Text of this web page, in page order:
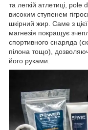
та легкій атлетиці, pole
високим ступенем
шкірний жир. Саме з
магнезія покращує
спортивного снаряда
пілона тощо),
його руками.